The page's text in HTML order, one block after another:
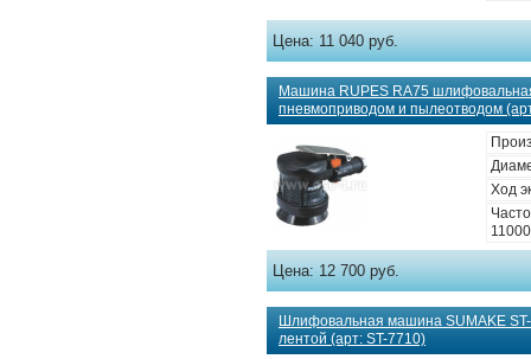
Цена:11 040 руб.
Машина RUPES RA75
пневмоприводом и пылеотводом
Ход
11000
Цена:12 700 руб.
Шлифовальная машина SUMAKE
лентой (арт: ST-7710)